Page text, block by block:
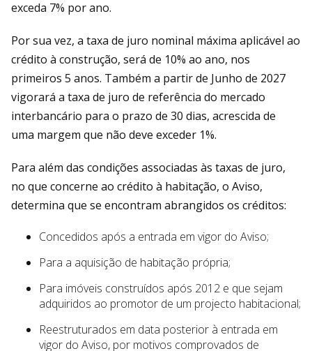
exceda 7% por ano.
Por sua vez, a taxa de juro nominal máxima aplicável ao
crédito à construção, será de 10% ao ano, nos
primeiros 5 anos. Também a partir de Junho de 2027
vigorará a taxa de juro de referência do mercado
interbancário para o prazo de 30 dias, acrescida de
uma margem que não deve exceder 1%.
Para além das condições associadas às taxas de juro,
no que concerne ao crédito à habitação, o Aviso,
determina que se encontram abrangidos os créditos:
Concedidos após a entrada em vigor do Aviso;
Para a aquisição de habitação própria;
Para imóveis construídos após 2012 e que sejam
adquiridos ao promotor de um projecto habitacional;
Reestruturados em data posterior à entrada em
vigor do Aviso, por motivos comprovados de